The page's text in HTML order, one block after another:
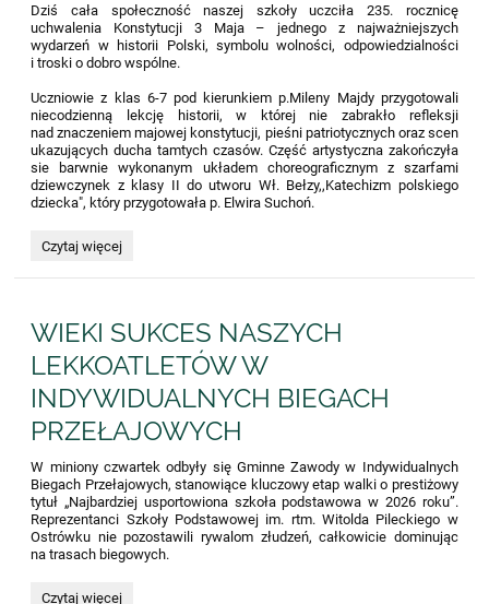
Dziś cała społeczność naszej szkoły uczciła 235. rocznicę
uchwalenia Konstytucji 3 Maja – jednego z najważniejszych
wydarzeń w historii Polski, symbolu wolności, odpowiedzialności
i troski o dobro wspólne.
Uczniowie z klas 6-7 pod kierunkiem p.Mileny Majdy przygotowali
niecodzienną lekcję historii, w której nie zabrakło refleksji
nad znaczeniem majowej konstytucji, pieśni patriotycznych oraz scen
ukazujących ducha tamtych czasów. Część artystyczna zakończyła
sie barwnie wykonanym układem choreograficznym z szarfami
dziewczynek z klasy II do utworu Wł. Bełzy,,Katechizm polskiego
dziecka", który przygotowała p. Elwira Suchoń.
🇵🇱
3
naszej
szkole
🇵🇱:
Czytaj więcej
WIEKI SUKCES NASZYCH
LEKKOATLETÓW W
INDYWIDUALNYCH BIEGACH
PRZEŁAJOWYCH
W miniony czwartek odbyły się Gminne Zawody w Indywidualnych
Biegach Przełajowych, stanowiące kluczowy etap walki o prestiżowy
tytuł „Najbardziej usportowiona szkoła podstawowa w 2026 roku”.
Reprezentanci Szkoły Podstawowej im. rtm. Witolda Pileckiego w
Ostrówku nie pozostawili rywalom złudzeń, całkowicie dominując
na trasach biegowych.
WIEKI
Czytaj więcej